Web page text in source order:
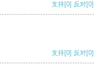
支持[0] 反对[0]
支持[0] 反对[0]